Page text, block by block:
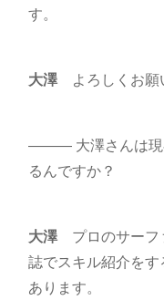
す。
大澤 よろしくお願
――― 大澤さんは現
るんですか？
大澤 プロのサー
誌でスキル紹介を
あります。